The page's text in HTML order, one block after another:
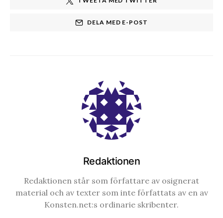
DELA MED E-POST
Redaktionen
Redaktionen står som författare av osignerat
material och av texter som inte författats av en av
Konsten.net:s ordinarie skribenter.